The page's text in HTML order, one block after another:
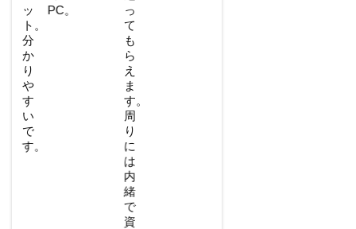
ッ
ト。
分
か
り
や
す
い
で
す。
PC。
っ
て
も
ら
え
ま
す。
周
り
に
は
内
緒
で
資